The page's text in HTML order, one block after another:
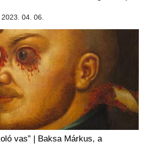
04. 06.
vas” | Baksa Márkus, a